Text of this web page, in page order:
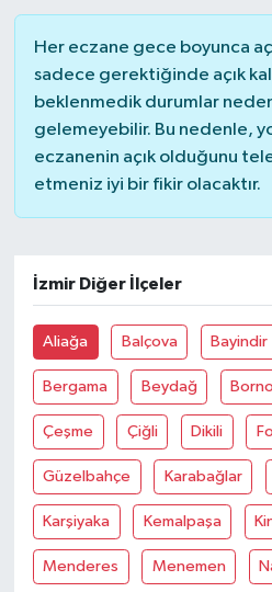
Her eczane gece boyunca
sadece gerektiğinde açık
beklenmedik durumlar
gelemeyebilir. Bu nedenle,
eczanenin açık olduğunu
etmeniz iyi bir fikir olacaktır.
İzmir Diğer İlçeler
Aliağa Balçova Bayindir
Bergama Beydağ
Çeşme Çiğli Dikili
Güzelbahçe Karabağlar
Karşiyaka Kemalpaşa
Menderes Menemen